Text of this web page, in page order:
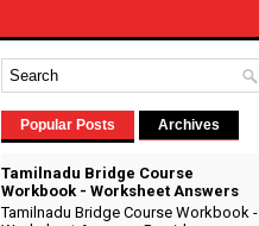
Popular Posts Archives
Tamilnadu Bridge Course
Workbook - Worksheet Answers
Tamilnadu Bridge Course Workbook -